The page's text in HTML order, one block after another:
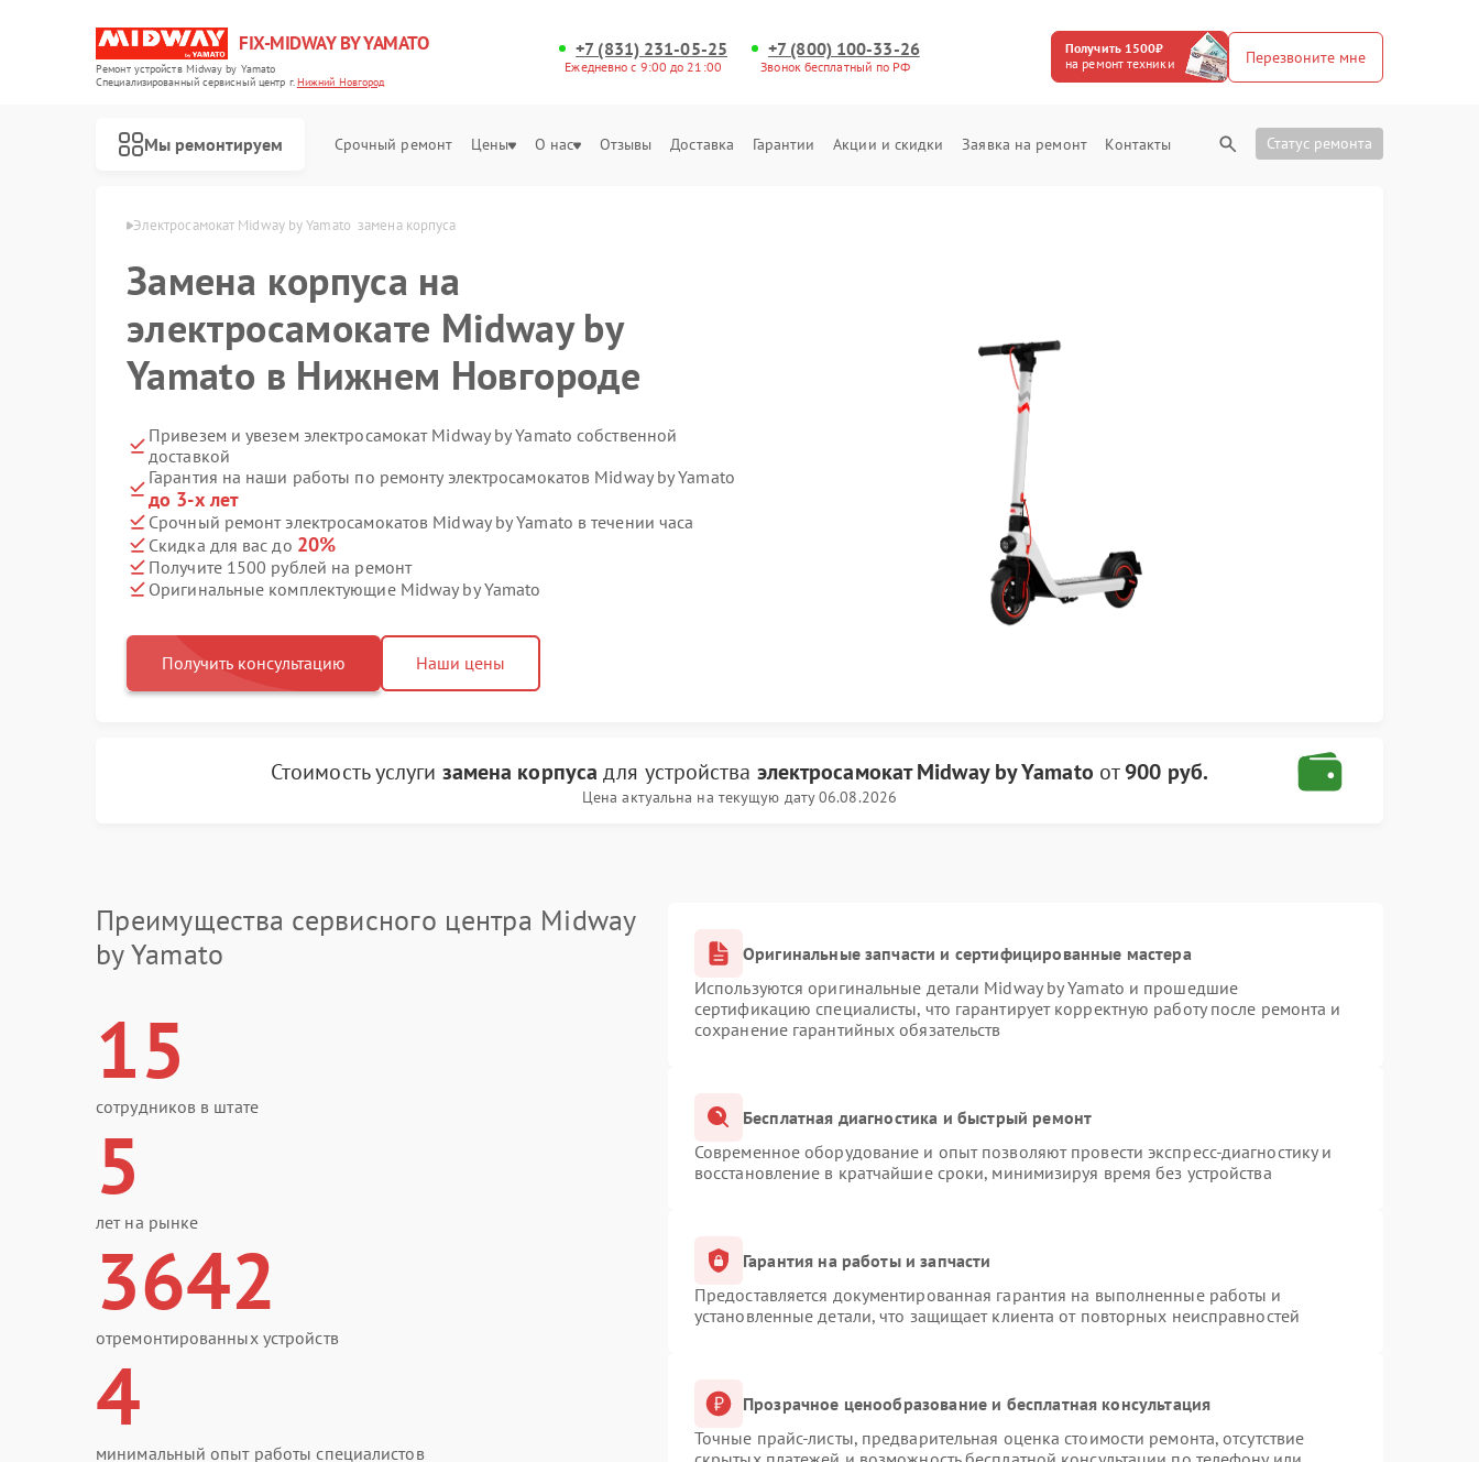
FIX-MIDWAY BY YAMATO
Ремонт устройств Midway by Yamato
Специализированный cервисный центр г.Нижний Новгород
+7 (831) 231-05-25
Ежедневно с 9:00 до 21:00
+7 (800) 100-33-26
Звонок бесплатный по РФ
Получить 1500₽
на ремонт техники
Перезвоните мне
Мы ремонтируем Срочный ремонт Цены О нас Отзывы Доставка Гарантии Акции и скидки Заявка на ремонт Контакты Статус ремонта
Электросамокат Midway by Yamato  замена корпуса
Замена корпуса на
электросамокате Midway by
Yamato в Нижнем Новгороде
Привезем и увезем электросамокат Midway by Yamato собственной
доставкой
Гарантия на наши работы по ремонту электросамокатов Midway by Yamato
до 3-х лет
Срочный ремонт электросамокатов Midway by Yamato в течении часа
Скидка для вас до 20%
Получите 1500 рублей на ремонт
Оригинальные комплектующие Midway by Yamato
Получить консультацию Наши цены
Стоимость услуги замена корпуса для устройства электросамокат Midway by Yamato от900 руб.
Цена актуальна на текущую дату 06.08.2026
Преимущества сервисного центра Midway
by Yamato
15
сотрудников в штате
5
лет на рынке
3642
отремонтированных устройств
4
минимальный опыт работы специалистов
Оригинальные запчасти и сертифицированные мастера
Используются оригинальные детали Midway by Yamato и прошедшие
сертификацию специалисты, что гарантирует корректную работу после ремонта и
сохранение гарантийных обязательств
Бесплатная диагностика и быстрый ремонт
Современное оборудование и опыт позволяют провести экспресс-диагностику и
восстановление в кратчайшие сроки, минимизируя время без устройства
Гарантия на работы и запчасти
Предоставляется документированная гарантия на выполненные работы и
установленные детали, что защищает клиента от повторных неисправностей
Прозрачное ценообразование и бесплатная консультация
Точные прайс-листы, предварительная оценка стоимости ремонта, отсутствие